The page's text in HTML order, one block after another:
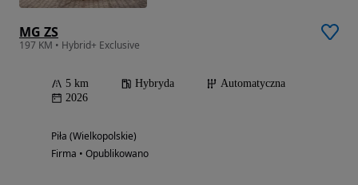
MG ZS
197 KM • Hybrid+ Exclusive
5 km Hybryda
Automatyczna
2026
Piła (Wielkopolskie)
Firma • Opublikowano